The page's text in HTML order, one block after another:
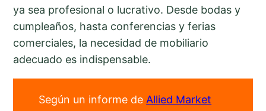
ya sea profesional o lucrativo. Desde bodas y
cumpleaños, hasta conferencias y ferias
comerciales, la necesidad de mobiliario
adecuado es indispensable.
Según un informe de Allied Market